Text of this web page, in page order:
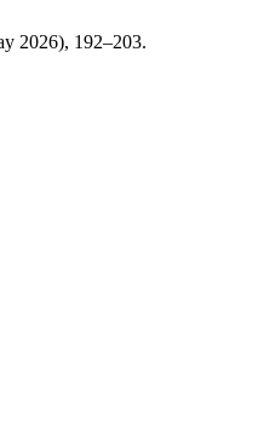
2026), 192–203.